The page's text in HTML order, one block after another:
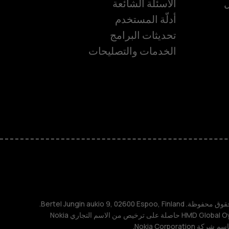
الأسئلة الشائعة
أدلّة المستخدم
تحديثات البرامج
الخدمات والتصليحات
TM و © 2026 HMD Global. جميع الحقوق محفوظة. Bertel Jungin aukio 9, 02600 Espoo, Finland.
مُعرِّف الشركة: 2724044-2. شركة HMD Global Oy حاصلة على ترخيص من الاسم التجاري Nokia